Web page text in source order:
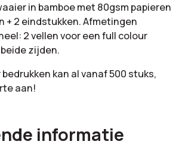
in bamboe met 80gsm papieren
+ 2 eindstukken. Afmetingen
2 vellen voor een full colour
zijden.
kan al vanaf 500 stuks,
aan!
informatie